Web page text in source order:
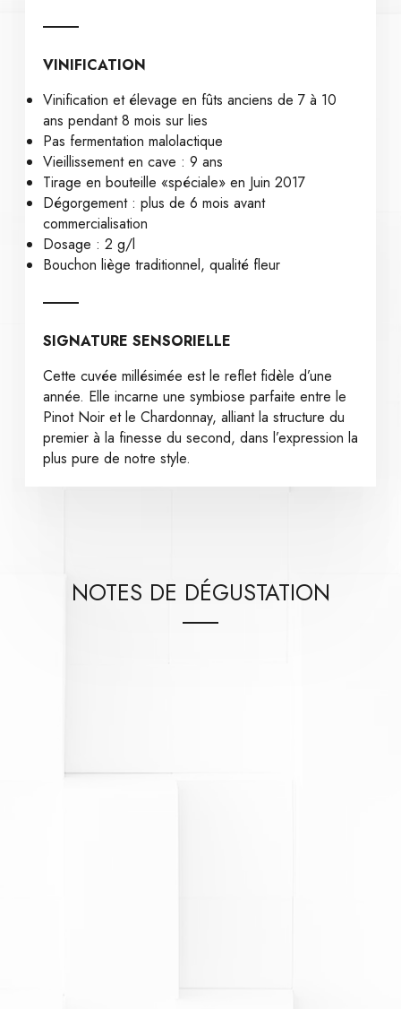
VINIFICATION
Vinification et élevage en fûts anciens de 7 à 10
ans pendant 8 mois sur lies
Pas fermentation malolactique
Vieillissement en cave : 9 ans
Tirage en bouteille «spéciale» en Juin 2017
Dégorgement : plus de 6 mois avant
commercialisation
Dosage : 2 g/l
Bouchon liège traditionnel, qualité fleur
SIGNATURE SENSORIELLE
Cette cuvée millésimée est le reflet fidèle d’une
année. Elle incarne une symbiose parfaite entre le
Pinot Noir et le Chardonnay, alliant la structure du
premier à la finesse du second, dans l’expression la
plus pure de notre style.
NOTES DE DÉGUSTATION